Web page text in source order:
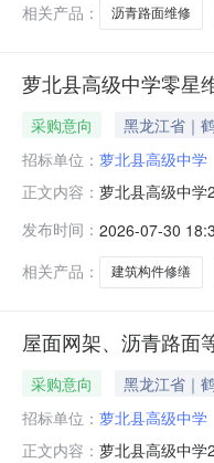
相关产品：
沥青路面维修
萝北县高级中学零星
采购意向 黑龙江省｜
招标单位： 萝北县高级中学
正文内容： 萝北县高级中学
量:1.0000元主
示系统，安拆
发布时间： 2026-07-30
相关产品：
建筑构件修缮
屋面网架、沥青路面
采购意向 黑龙江省｜
招标单位： 萝北县高级中学
正文内容： 萝北县高级中学